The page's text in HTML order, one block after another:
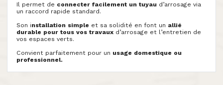
Il permet de connecter facilement un tuyau d’arrosage via
un raccord rapide standard.
Son installation simple et sa solidité en font un allié
durable pour tous vos travauxd’arrosage et l’entretien de
vos espaces verts.
Convient parfaitement pour un usage domestique ou
professionnel.